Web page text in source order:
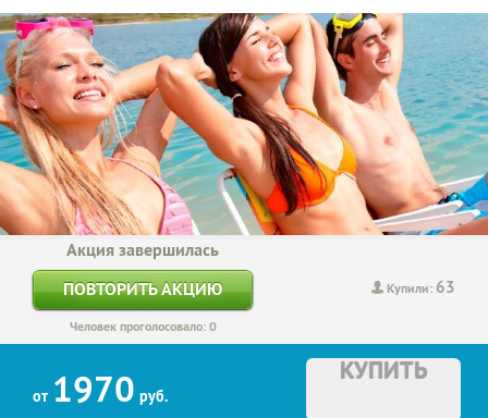
Купили: 63
Акция завершилась
ПОВТОРИТЬ АКЦИЮ
Человек проголосовало: 0
от 1970 руб.
КУПИТЬ